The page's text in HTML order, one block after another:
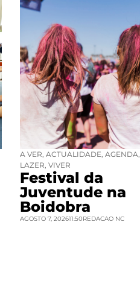
A VER, ACTUALIDADE, AGENDA,
LAZER, VIVER
Festival da
Juventude na
Boidobra
AGOSTO 7, 202611:50REDACAO NC